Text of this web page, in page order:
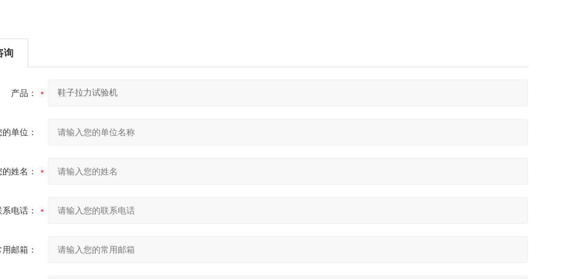
询
产品：
的单位：
的姓名：
系电话：
用邮箱：